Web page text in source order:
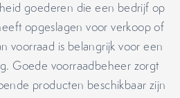
goederen die een bedrijf op
opgeslagen voor verkoop of
voorraad is belangrijk voor een
Goede voorraadbeheer zorgt
producten beschikbaar zijn